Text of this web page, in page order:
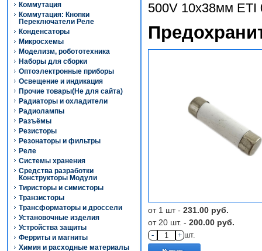
Коммутация
Коммутация: Кнопки
Переключатели Реле
Конденсаторы
Микросхемы
Моделизм, робототехника
Наборы для сборки
Оптоэлектронные приборы
Освещение и индикация
Прочие товары(Не для сайта)
Радиаторы и охладители
Радиолампы
Разъёмы
Резисторы
Резонаторы и фильтры
Реле
Системы хранения
Средства разработки
Конструкторы Модули
Тиристоры и симисторы
Транзисторы
Трансформаторы и дроссели
Установочные изделия
Устройства защиты
Ферриты и магниты
Химия и расходные материалы
500V 10х38мм ETI
от 1 шт - 231.00 руб.
от 20 шт. - 200.00 руб.
- + шт.